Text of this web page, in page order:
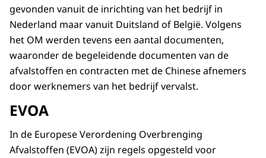
gevonden vanuit de inrichting van het bedrijf in
Nederland maar vanuit Duitsland of België. Volgens
het OM werden tevens een aantal documenten,
waaronder de begeleidende documenten van de
afvalstoffen en contracten met de Chinese afnemers
door werknemers van het bedrijf vervalst.
EVOA
In de Europese Verordening Overbrenging
Afvalstoffen (EVOA) zijn regels opgesteld voor